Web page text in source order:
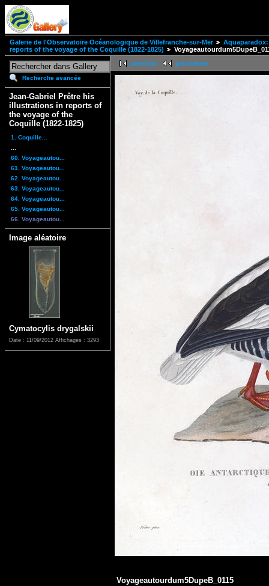
Galerie de l'Observatoire Océanologique de Villefranche-sur-Mer
reports of the voyage of the Coquille (1822-1825)
Recherche avancée
Jean-Gabriel Prêtre his
illustrations in reports of
the voyage of the
Coquille (1822-1825)
1. Coquille...
60. Voyageautou...
61. Voyageautou...
62. Voyageautou...
63. Voyageautou...
64. Voyageautou...
65. Voyageautou...
66. Voyageautou...
Image aléatoire
Cymatocylis drygalskii
Date : 11/09/2012 Affichages : 3293
première précédente
Voyageautourdum5DupeB_0115